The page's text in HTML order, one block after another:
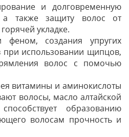
и долговременную
а также защиту волос от
укладке.
феном, создания упругих
при использовании щипцов,
волос с помочью
витамины и аминокислоты
волосы, масло алтайской
образованию
волосам прочность и